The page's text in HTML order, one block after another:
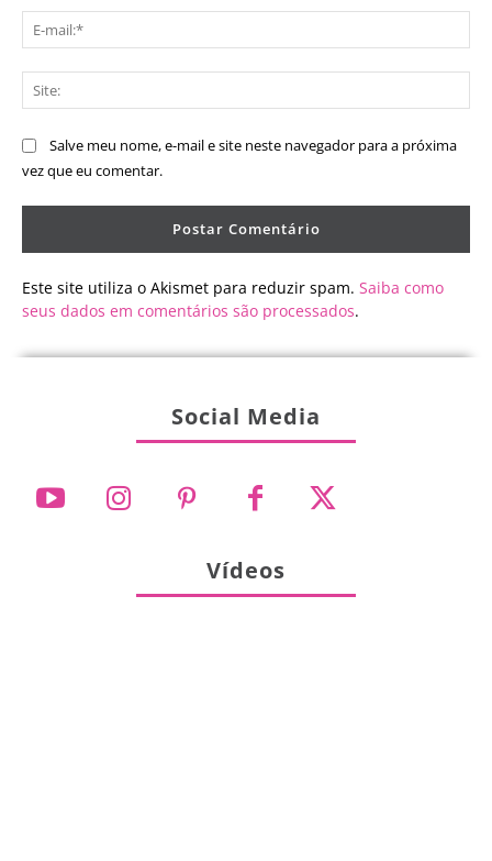
Salve meu nome, e-mail e site neste navegador para a próxima
vez que eu comentar.
Este site utiliza o Akismet para reduzir spam. Saiba como
seus dados em comentários são processados.
Social Media
Vídeos